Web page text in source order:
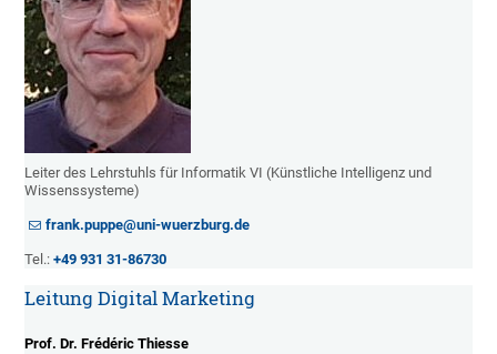
Leiter des Lehrstuhls für Informatik VI (Künstliche Intelligenz und
Wissenssysteme)
frank.puppe@uni-wuerzburg.de
Tel.:+49 931 31-86730
Leitung Digital Marketing
Prof. Dr. Frédéric Thiesse